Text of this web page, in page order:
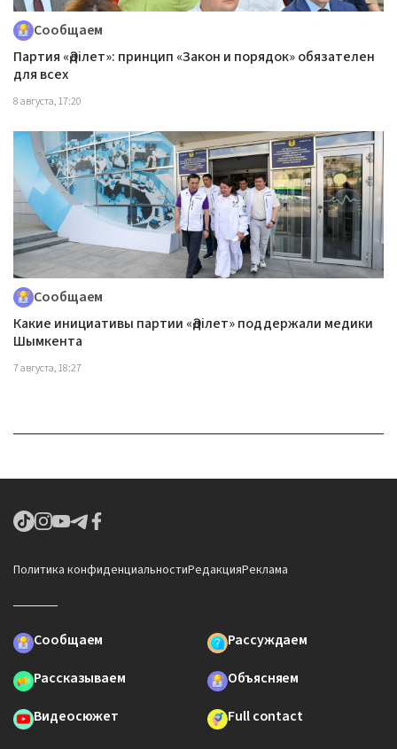
Сообщаем
Партия «Әділет»: принцип «Закон и порядок» обязателен
для всех
8 августа, 17:20
Сообщаем
Какие инициативы партии «Әділет» поддержали медики
Шымкента
7 августа, 18:27
Политика конфиденциальностиРедакцияРеклама
Сообщаем
Рассуждаем
Рассказываем
Объясняем
Видеосюжет
Full contact